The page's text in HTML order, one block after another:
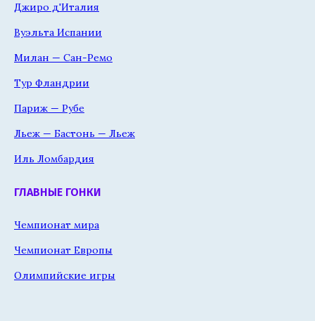
Джиро д'Италия
Вуэльта Испании
Милан — Сан-Ремо
Тур Фландрии
Париж — Рубе
Льеж — Бастонь — Льеж
Иль Ломбардия
ГЛАВНЫЕ ГОНКИ
Чемпионат мира
Чемпионат Европы
Олимпийские игры